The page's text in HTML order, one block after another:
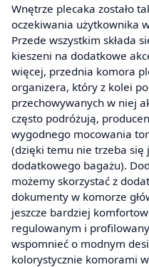
Wnętrze plecaka zostało
oczekiwania użytkownika
Przede wszystkim składa
kieszeni na dodatkowe
więcej, przednia komora
organizera, który z kolei
przechowywanych w niej
często podróżują,
wygodnego mocowania
(dzięki temu nie trzeba
dodatkowego bagażu).
możemy skorzystać z
dokumenty w komorze
jeszcze bardziej
regulowanym i
wspomnieć o modnym
kolorystycznie komorami